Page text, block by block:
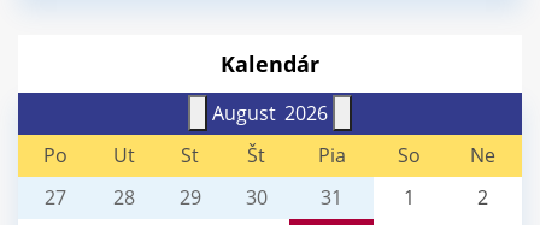
Kalendár
August 2026
Po
Ut St Št Pia So
Ne
27
28 29 30 31 1
2